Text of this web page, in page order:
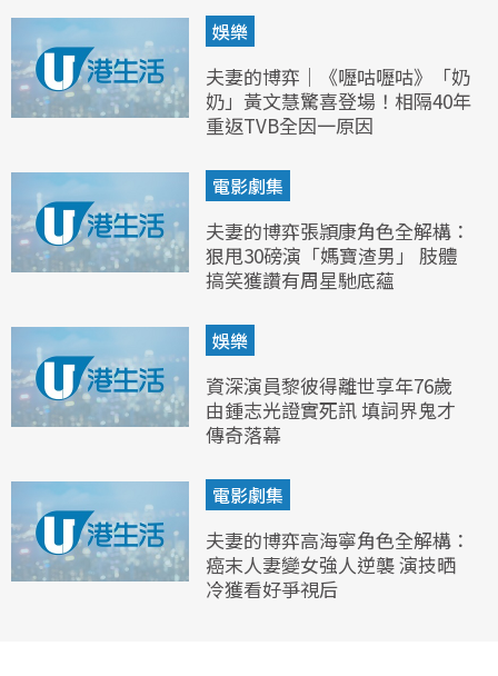
娛樂
夫妻的博弈｜《嚦咕嚦咕》「奶
奶」黃文慧驚喜登場！相隔40年
重返TVB全因一原因
電影劇集
夫妻的博弈張頴康角色全解構：
狠甩30磅演「媽寶渣男」 肢體
搞笑獲讚有周星馳底蘊
娛樂
資深演員黎彼得離世享年76歲
由鍾志光證實死訊 填詞界鬼才
傳奇落幕
電影劇集
夫妻的博弈高海寧角色全解構：
癌末人妻變女強人逆襲 演技晒
冷獲看好爭視后